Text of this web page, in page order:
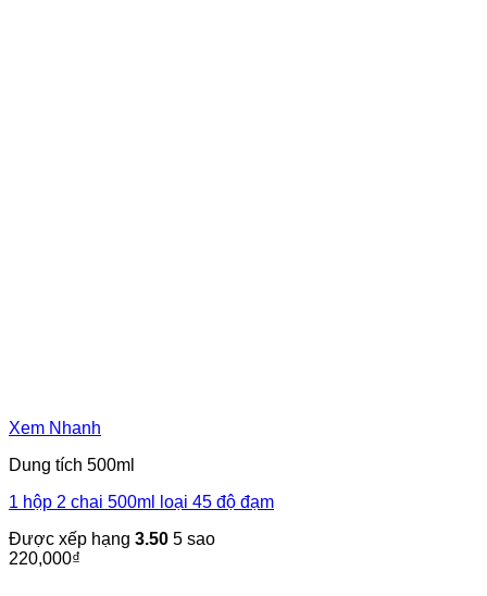
Xem Nhanh
Dung tích 500ml
1 hộp 2 chai 500ml loại 45 độ đạm
Được xếp hạng 3.50 5 sao
220,000₫